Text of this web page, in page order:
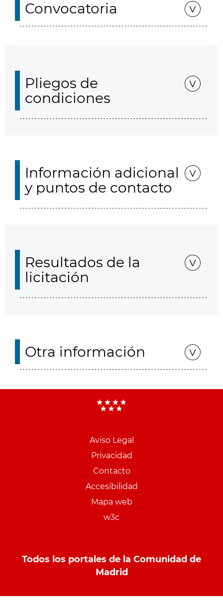
Convocatoria
Pliegos de
condiciones
Información adicional
y puntos de contacto
Resultados de la
licitación
Otra información
Aviso Legal
Privacidad
Contacto
Accesibilidad
Mapa web
w3c
Todos los portales de la Comunidad de
Madrid